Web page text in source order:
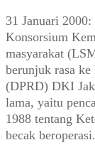
31 Januari
Konsorsium
masyarakat
berunjuk rasa
(DPRD) DKI
lama, yaitu
1988 tentang
becak beroperasi.